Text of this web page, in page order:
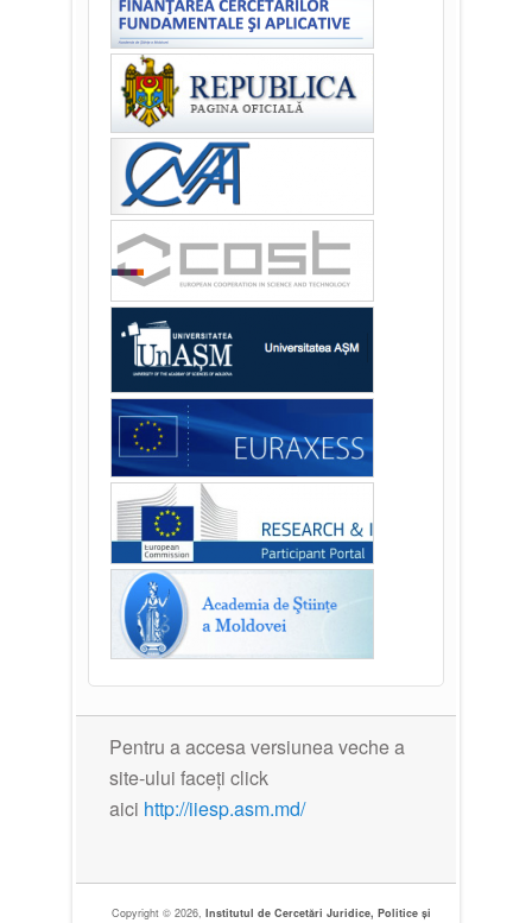
Pentru a accesa versiunea veche a
site-ului faceți click
aici http://iiesp.asm.md/
Copyright © 2026,Institutul de Cercetări Juridice, Politice și